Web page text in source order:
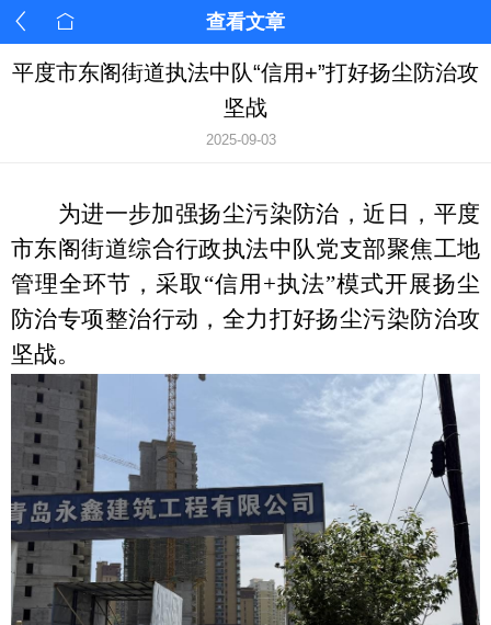
平度市东阁街道执法中队“信用+”打好扬尘防治攻
坚战
2025-09-03
为进一步加强扬尘污染防治，近日，平度
市东阁街道综合行政执法中队党支部聚焦工地
管理全环节，采取 “信用+执法”模式开展扬尘
防治专项整治行动，全力打好扬尘污染防治攻
坚战。
查看文章